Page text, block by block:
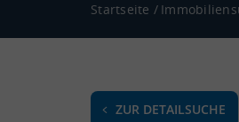
Startseite /
ZUR DETAILSUCHE